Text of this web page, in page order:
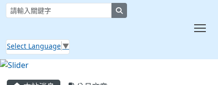
Select Language ▼